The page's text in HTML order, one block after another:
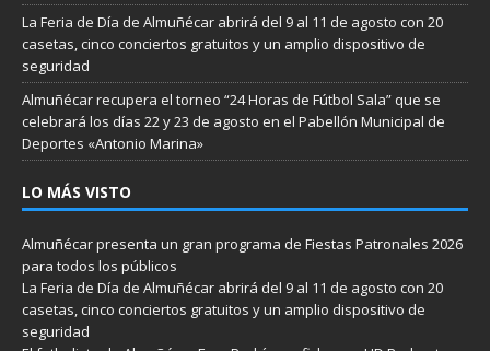
La Feria de Día de Almuñécar abrirá del 9 al 11 de agosto con 20
casetas, cinco conciertos gratuitos y un amplio dispositivo de
seguridad
Almuñécar recupera el torneo “24 Horas de Fútbol Sala” que se
celebrará los días 22 y 23 de agosto en el Pabellón Municipal de
Deportes «Antonio Marina»
LO MÁS VISTO
Almuñécar presenta un gran programa de Fiestas Patronales 2026
para todos los públicos
La Feria de Día de Almuñécar abrirá del 9 al 11 de agosto con 20
casetas, cinco conciertos gratuitos y un amplio dispositivo de
seguridad